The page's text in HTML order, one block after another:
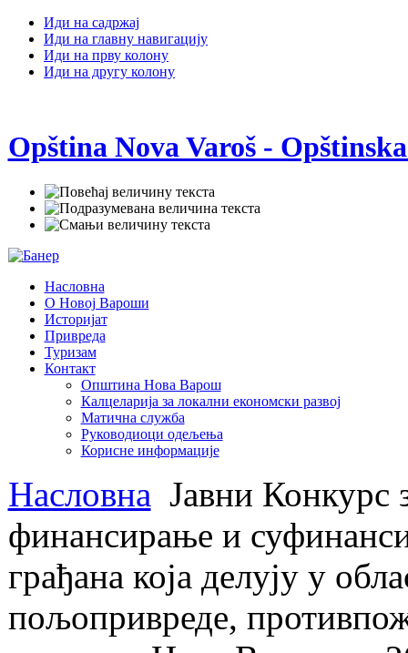
Иди на садржај
Иди на главну навигацију
Иди на прву колону
Иди на другу колону
Opština Nova Varoš -
Насловна
О Новој Вароши
Историјат
Привреда
Туризам
Контакт
Општина Нова Варош
Калцеларија за локални економски развој
Матична служба
Руководиоци одељења
Корисне информације
Насловна Јавни Конкурс
финансирање и
грађана која делују у
пољопривреде,